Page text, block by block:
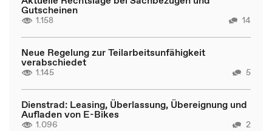
Gutscheinen
1.158 14
Neue Regelung zur Teilarbeitsunfähigkeit
verabschiedet
1.145 5
Dienstrad: Leasing, Überlassung, Übereignung und
Aufladen von E-Bikes
1.096 2